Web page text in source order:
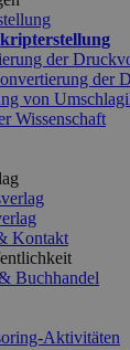
der
der
von
Wissenschaft
Kontakt
Buchhandel
Aktivitäten